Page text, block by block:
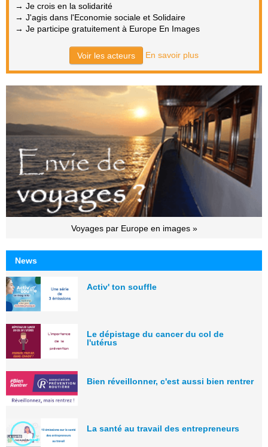
→ Je crois en la solidarité
→ J'agis dans l'Economie sociale et Solidaire
→ Je participe gratuitement à Europe En Images
Voir les acteurs En savoir plus
Voyages par Europe en images »
News
Activ' ton souffle
Le dépistage du cancer du col de
l'utérus
Bien réveillonner, c'est aussi bien rentrer
La santé au travail des entrepreneurs